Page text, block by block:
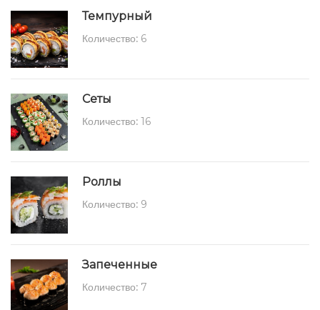
Темпурный
Количество: 6
Сеты
Количество: 16
Роллы
Количество: 9
Запеченные
Количество: 7